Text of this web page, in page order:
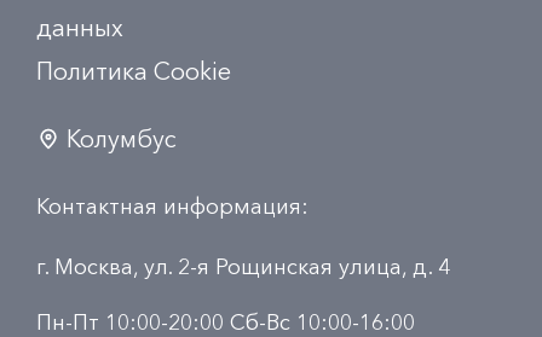
данных
Политика Сookie
Колумбус
Контактная информация:
г. Москва, ул. 2-я Рощинская улица, д. 4
Пн-Пт 10:00-20:00 Сб-Вс 10:00-16:00